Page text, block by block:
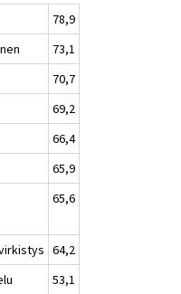
78,9
73,1
70,7
69,2
66,4
65,9
65,6
64,2
53,1